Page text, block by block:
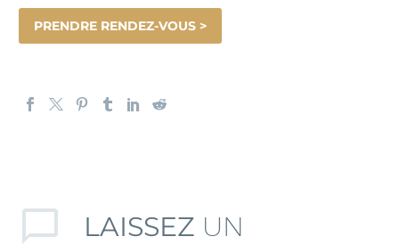
PRENDRE RENDEZ-VOUS >
LAISSEZ UN